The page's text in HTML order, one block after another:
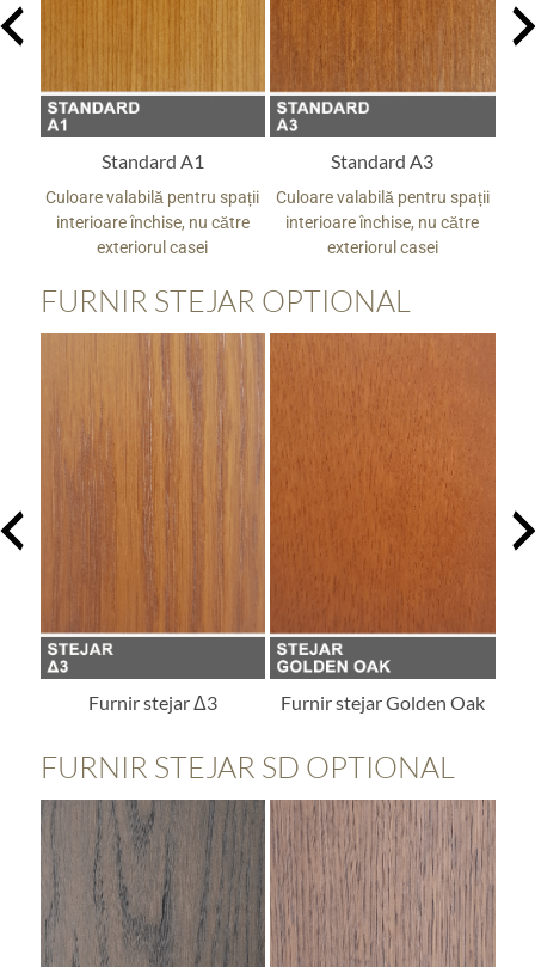
Standard A3
Culoare valabilă pentru spații
interioare închise, nu către
exteriorul casei
Standard A5
Culoare valabilă pentru spații
interioare închise, nu către
exteriorul casei
FURNIR STEJAR OPTIONAL
Furnir stejar Golden Oak Furnir stejar Δ811
FURNIR STEJAR SD OPTIONAL